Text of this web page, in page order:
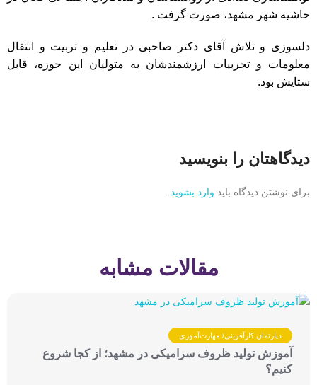
حاشیه شهر مشهد، صورت گرفت .
دلسوزی و تلاش آقای دکتر صاحبی در تعلیم و تربیت و انتقال
معلومات و تجربیات ارزشمندشان به متولیان این حوزه، قابل
ستایش بود.
دیدگاهتان را بنویسید
برای نوشتن دیدگاه باید وارد بشوید
مقالات مشابه
دپارتمان کارآفرینی/ مهارت‌آموزی
آموزش تولید ظروف سرامیکی در مشهد؛ از کجا شروع
کنیم؟